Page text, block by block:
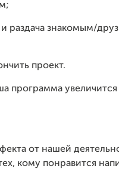
и раздача знакомым/
проект.
увеличится
от нашей
кому понравится